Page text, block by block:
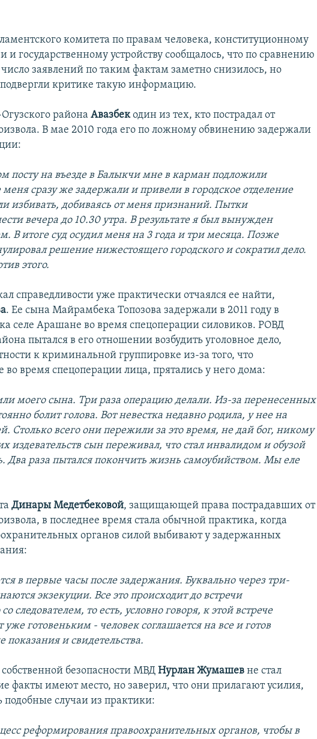
комитета по правам человека, конституционному
и и государственному устройству сообщалось, что по сравнению
заявлений по таким фактам заметно снизилось, но
критике такую информацию.
районаАвазбекодин из тех, кто пострадал от
В мае 2010 года его по ложному обвинению задержали
посту на въезде в Балыкчи мне в карман подложили
сразу же задержали и привели в городское отделение
избивать, добиваясь от меня признаний. Пытки
вечера до 10.30 утра. В результате я был вынужден
В итоге суд осудил меня на 3 года и три месяца. Позже
решение нижестоящего городского и сократил дело.
этого.
справедливости уже практически отчаялся ее найти,
. Ее сына Майрамбека Топозова задержали в 2011 году в
селе Арашане во время спецоперации силовиков. РОВД
пытался в его отношении возбудить уголовное дело,
к криминальной группировке из-за того, что
время спецоперации лица, прятались у него дома:
моего сына. Три раза операцию делали. Из-за перенесенных
болит голова. Вот невестка недавно родила, у нее на
Столько всего они пережили за это время, не дай бог, никому
издевательств сын переживал, что стал инвалидом и обузой
Два раза пытался покончить жизнь самоубийством. Мы еле
Динары Медетбековой, защищающей права пострадавших от
в последнее время стала обычной практика, когда
органов силой выбивают у задержанных
в первые часы после задержания. Буквально через три-
экзекуции. Все это происходит до встречи
следователем, то есть, условно говоря, к этой встрече
уже готовеньким - человек соглашается на все и готов
и свидетельства.
собственной безопасности МВДНурлан Жумашев не стал
факты имеют место, но заверил, что они прилагают усилия,
подобные случаи из практики:
реформирования правоохранительных органов, чтобы в